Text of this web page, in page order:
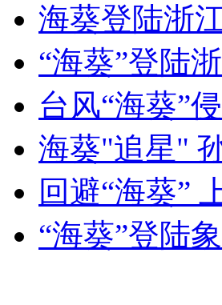
外交部：反对强权政治霸凌主义
外交部：有关国家言论片面不公
安徽一实载49人客车翻车
海葵登陆浙
“海葵”登陆
台风“海葵”
海葵"追星"
回避“海葵”
“海葵”登陆